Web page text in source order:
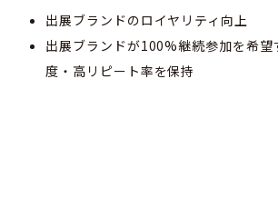
出展ブランドのロイヤリティ向上
出展ブランドが100%継続参加を希望
度・高リピート率を保持